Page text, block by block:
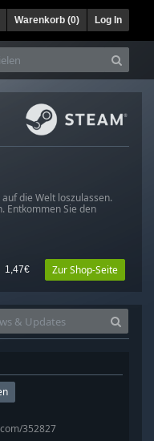
Warenkorb (0) Log In
die Welt loszulassen.
Entkommen Sie den
1,47€ Zur Shop-Seite
352827